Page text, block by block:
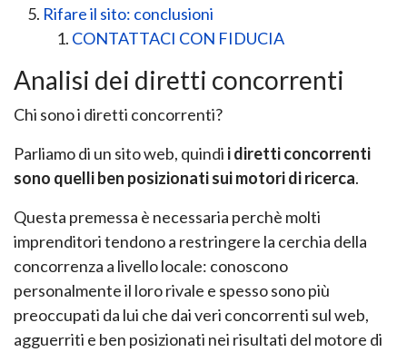
Rifare il sito: conclusioni
CONTATTACI CON FIDUCIA
Analisi dei diretti concorrenti
Chi sono i diretti concorrenti?
Parliamo di un sito web, quindi i diretti concorrenti
sono quelli ben posizionati sui motori di ricerca.
Questa premessa è necessaria perchè molti
imprenditori tendono a restringere la cerchia della
concorrenza a livello locale: conoscono
personalmente il loro rivale e spesso sono più
preoccupati da lui che dai veri concorrenti sul web,
agguerriti e ben posizionati nei risultati del motore di